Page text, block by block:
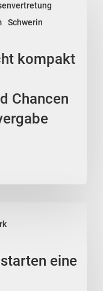
Schwerin
kompakt
Chancen
eine